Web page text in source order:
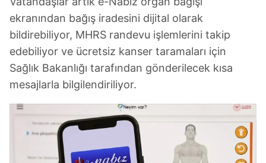
ekranından bağış iradesini dijital olarak
bildirebiliyor, MHRS randevu işlemlerini takip
edebiliyor ve ücretsiz kanser taramaları için
Sağlık Bakanlığı tarafından gönderilecek kısa
mesajlarla bilgilendiriliyor.